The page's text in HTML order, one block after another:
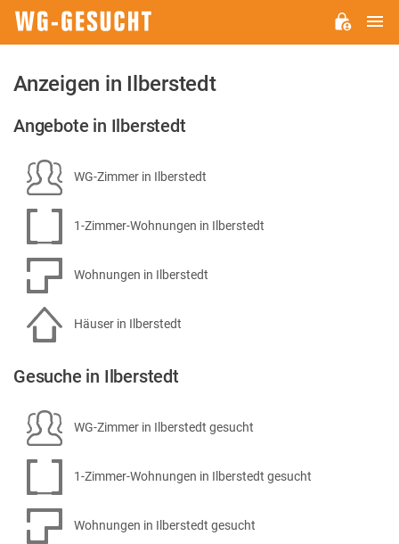
Anzeigen in Ilberstedt
Angebote in Ilberstedt
WG-Zimmer in Ilberstedt
1-Zimmer-Wohnungen in Ilberstedt
Wohnungen in Ilberstedt
Häuser in Ilberstedt
Gesuche in Ilberstedt
WG-Zimmer in Ilberstedt gesucht
1-Zimmer-Wohnungen in Ilberstedt gesucht
Wohnungen in Ilberstedt gesucht